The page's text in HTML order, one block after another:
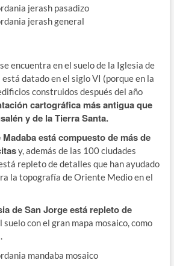
encuentra en el suelo de la Iglesia de
datado en el siglo VI (porque en la
construidos después del año
cartográfica más antigua que
y de la Tierra Santa.
está compuesto de más de
y, además de las 100 ciudades
repleto de detalles que han ayudado
la topografía de Oriente Medio en el
de San Jorge está repleto de
suelo con el gran mapa mosaico, como